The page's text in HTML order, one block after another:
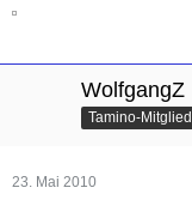
WolfgangZ
Tamino-Mitglied
23. Mai 2010